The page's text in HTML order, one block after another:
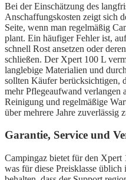
Bei der Einschätzung des
Anschaffungskosten zeigt sich
Seite, wenn man regelmäßig
plant. Ein häufiger Fehler ist,
schnell Rost ansetzen oder
schließen. Der Xpert 100 L
langlebige Materialien und
sollten Käufer berücksichtigen,
mehr Pflegeaufwand verlangen
Reinigung und regelmäßige
über mehrere Jahre zuverlässig
Garantie, Service und
Campingaz bietet für den Xpert
was für diese Preisklasse